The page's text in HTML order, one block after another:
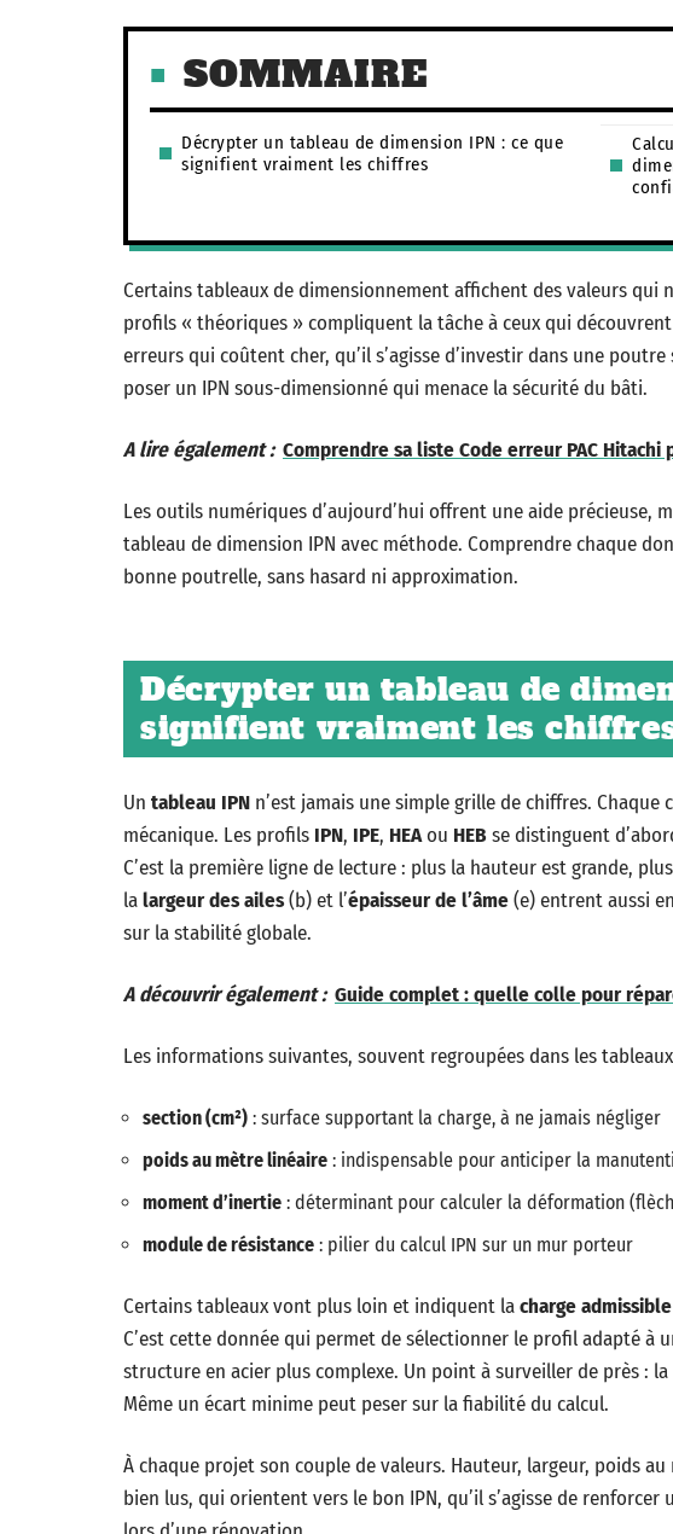
SOMMAIRE
Décrypter un tableau de dimension IPN : ce que
signifient vraiment les chiffres
Certains tableaux de dimensionnement affichent des valeurs qui
profils « théoriques » compliquent la tâche à ceux qui
erreurs qui coûtent cher, qu’il s’agisse d’investir dans une
poser un IPN sous-dimensionné qui menace la sécurité du bâti.
A lire également : Comprendre sa liste Code erreur PAC
Les outils numériques d’aujourd’hui offrent une aide précieuse,
tableau de dimension IPN avec méthode. Comprendre chaque
bonne poutrelle, sans hasard ni approximation.
Décrypter un tableau de
signifient vraiment les
Un tableau IPN n’est jamais une simple grille de chiffres.
mécanique. Les profils IPN, IPE, HEAou HEBse distinguent
C’est la première ligne de lecture : plus la hauteur est grande,
lalargeur des ailes(b) et l’épaisseur de l’âme(e) entrent aussi
sur la stabilité globale.
A découvrir également : Guide complet : quelle colle pour
Les informations suivantes, souvent regroupées dans les
section (cm²) : surface supportant la charge, à ne jamais négliger
poids au mètre linéaire : indispensable pour anticiper la
moment d’inertie : déterminant pour calculer la déformation
module de résistance : pilier du calcul IPN sur un mur porteur
Certains tableaux vont plus loin et indiquent lacharge admissible
C’est cette donnée qui permet de sélectionner le profil adapté à
structure en acier plus complexe. Un point à surveiller de près :
Même un écart minime peut peser sur la fiabilité du calcul.
À chaque projet son couple de valeurs. Hauteur, largeur, poids
bien lus, qui orientent vers le bon IPN, qu’il s’agisse de